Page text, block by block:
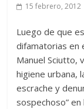
15 febrero, 2012
Luego de que
difamatorias en
Manuel Sciutto,
higiene urbana,
escrache y
sospechoso”